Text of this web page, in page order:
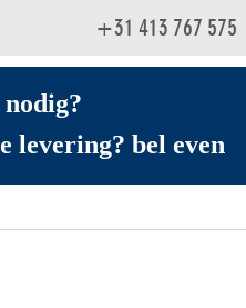
+31 413 767 575
levering? bel even